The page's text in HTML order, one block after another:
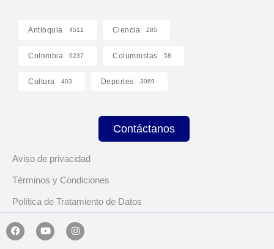
Antioquia 4511 Ciencia 285
Colombia 6237 Columnistas 58
Cultura 403 Deportes 3069
Contáctanos
Aviso de privacidad
Términos y Condiciones
Política de Tratamiento de Datos